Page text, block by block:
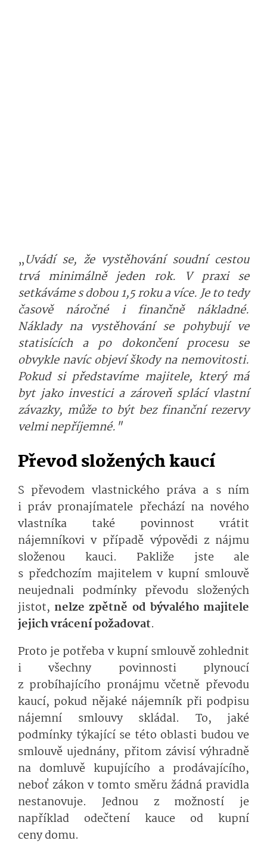
„Uvádí se, že vystěhování soudní cestou
trvá minimálně jeden rok. V praxi se
setkáváme s dobou 1,5 roku a více. Je to tedy
časově náročné i finančně nákladné.
Náklady na vystěhování se pohybují ve
statisících a po dokončení procesu se
obvykle navíc objeví škody na nemovitosti.
Pokud si představíme majitele, který má
byt jako investici a zároveň splácí vlastní
závazky, může to být bez finanční rezervy
velmi nepříjemné."
Převod složených kaucí
S převodem vlastnického práva a s ním
i práv pronajímatele přechází na nového
vlastníka také povinnost vrátit
nájemníkovi v případě výpovědi z nájmu
složenou kauci. Pakliže jste ale
s předchozím majitelem v kupní smlouvě
neujednali podmínky převodu složených
jistot, nelze zpětně od bývalého majitele
jejich vrácení požadovat.
Proto je potřeba v kupní smlouvě zohlednit
i všechny povinnosti plynoucí
z probíhající­ho pronájmu včetně převodu
kaucí, pokud nějaké nájemník při podpisu
nájemní smlouvy skládal. To, jaké
podmínky týkající se této oblasti budou ve
smlouvě ujednány, přitom závisí výhradně
na domluvě kupujícího a prodávajícího,
neboť zákon v tomto směru žádná pravidla
nestanovuje. Jednou z možností je
například odečtení kauce od kupní
ceny domu.